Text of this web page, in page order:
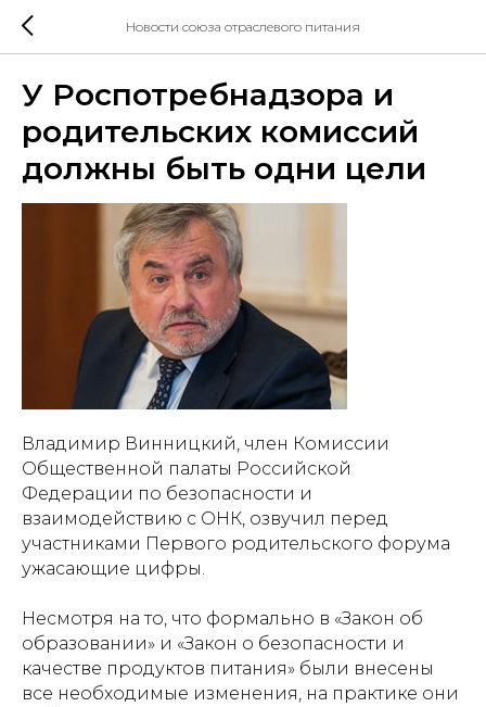
Новости союза отраслевого питания
У Роспотребнадзора и
родительских комиссий
должны быть одни цели
Владимир Винницкий, член Комиссии
Общественной палаты Российской
Федерации по безопасности и
взаимодействию с ОНК, озвучил перед
участниками Первого родительского форума
ужасающие цифры.
Несмотря на то, что формально в «Закон об
образовании» и «Закон о безопасности и
качестве продуктов питания» были внесены
все необходимые изменения, на практике они